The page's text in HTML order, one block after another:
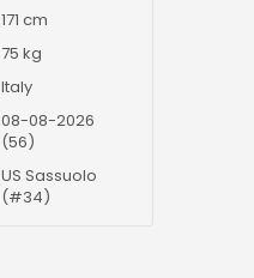
171 cm
75 kg
Italy
08-08-2026
(56)
US Sassuolo
(#34)